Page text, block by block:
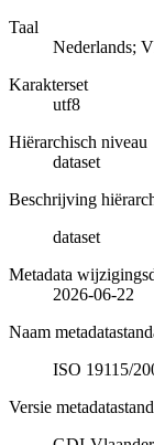
Taal
Nederlands;
Karakterset
utf8
Hiërarchisch niveau
dataset
Beschrijving
dataset
Metadata
2026-06-22
Naam
ISO 19115/
Versie